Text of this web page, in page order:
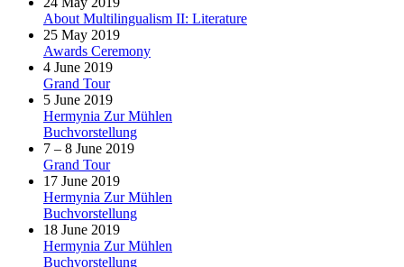
About Multilingualism II: Literature
25 May 2019
Awards Ceremony
4 June 2019
Grand Tour
5 June 2019
Hermynia Zur Mühlen
Buchvorstellung
7 – 8 June 2019
Grand Tour
17 June 2019
Hermynia Zur Mühlen
Buchvorstellung
18 June 2019
Hermynia Zur Mühlen
Buchvorstellung